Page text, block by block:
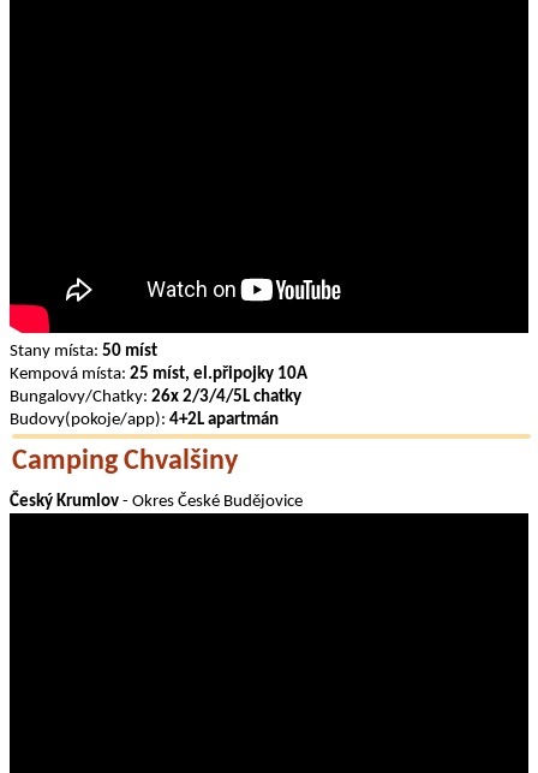
Stany místa: 50 míst
Kempová místa: 25 míst, el.připojky 10A
Bungalovy/Chatky: 26x 2/3/4/5L chatky
Budovy(pokoje/app): 4+2L apartmán
Camping Chvalšiny
Český Krumlov - Okres České Budějovice